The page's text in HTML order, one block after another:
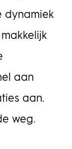
dynamiek
aan
aan.
weg.